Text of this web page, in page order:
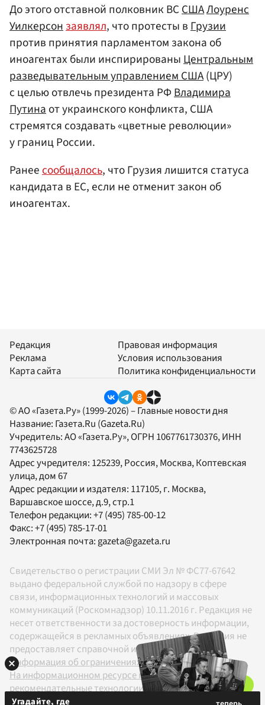
До этого отставной полковник ВССШАЛоуренс
Уилкерсонзаявлял, что протесты вГрузии
против принятия парламентом закона об
иноагентах были инспирированыЦентральным
разведывательным управлением США(ЦРУ)
с целью отвлечь президента РФВладимира
Путинаот украинского конфликта, США
стремятся создавать «цветные революции»
у границ России.
Ранеесообщалось, что Грузия лишится статуса
кандидата в ЕС, если не отменит закон об
иноагентах.
Редакция
Реклама
Карта сайта
Правовая информация
Условия использования
Политика конфиденциальности
© АО «Газета.Ру» (1999-2026) – Главные новости дня
Название: Газета.Ru (Gazeta.Ru)
Учредитель:АО «Газета.Ру», ОГРН 1067761730376, ИНН
7743625728
Адрес учредителя: 125239, Россия, Москва, Коптевская
улица, дом 67
Адрес редакции и издателя: 117105, г. Москва,
Варшавское шоссе, д.9, стр.1
Телефон редакции:+7 (495) 785-00-12
Факс:+7 (495) 785-17-01
Электронная почта: gazeta@gazeta.ru
Свидетельство о регистрации СМИ Эл № ФС77-67642
выдано федеральной службой по надзору в сфере
связи, информационных технологий и массовых
коммуникаций (Роскомнадзор) 10.11.2016 г. Редакция не
несет ответственности за достоверность информации,
содержащейся в рекламных объявлениях. Редакция не
предоставляет справочной информации.
Информация об ограничениях
На информационном ресурсе применяются
рекомендательные технологии в соответствии с
Правилами
Угадайте, где